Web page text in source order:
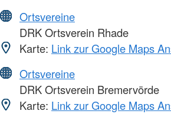
Ortsvereine
DRK Ortsverein Rhade
Karte: Link zur Google Maps
Ortsvereine
DRK Ortsverein Bremervörde
Karte: Link zur Google Maps